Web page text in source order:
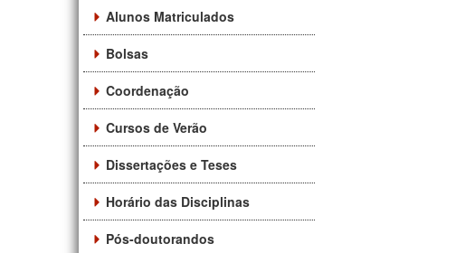
Alunos Matriculados
Bolsas
Coordenação
Cursos de Verão
Dissertações e Teses
Horário das Disciplinas
Pós-doutorandos